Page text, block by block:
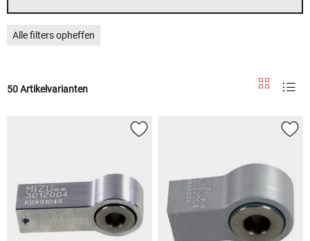
Alle filters opheffen
50 Artikelvarianten